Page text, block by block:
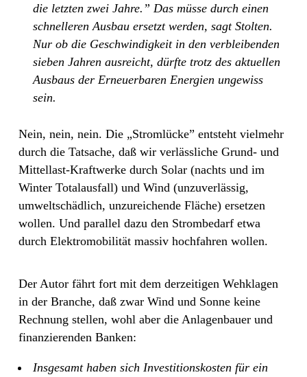
die letzten zwei Jahre.” Das müsse durch einen
schnelleren Ausbau ersetzt werden, sagt Stolten.
Nur ob die Geschwindigkeit in den verbleibenden
sieben Jahren ausreicht, dürfte trotz des aktuellen
Ausbaus der Erneuerbaren Energien ungewiss
sein.
Nein, nein, nein. Die „Stromlücke” entsteht vielmehr
durch die Tatsache, daß wir verlässliche Grund- und
Mittellast-Kraftwerke durch Solar (nachts und im
Winter Totalausfall) und Wind (unzuverlässig,
umweltschädlich, unzureichende Fläche) ersetzen
wollen. Und parallel dazu den Strombedarf etwa
durch Elektromobilität massiv hochfahren wollen.
Der Autor fährt fort mit dem derzeitigen Wehklagen
in der Branche, daß zwar Wind und Sonne keine
Rechnung stellen, wohl aber die Anlagenbauer und
finanzierenden Banken:
Insgesamt haben sich Investitionskosten für ein